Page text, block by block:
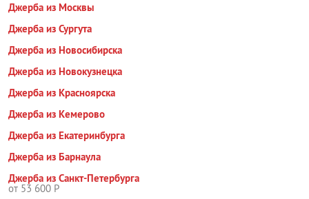
Джерба из Москвы
Джерба из Сургута
Джерба из Новосибирска
Джерба из Новокузнецка
Джерба из Красноярска
Джерба из Кемерово
Джерба из Екатеринбурга
Джерба из Барнаула
Джерба из Санкт-Петербурга
от 53 600 Р